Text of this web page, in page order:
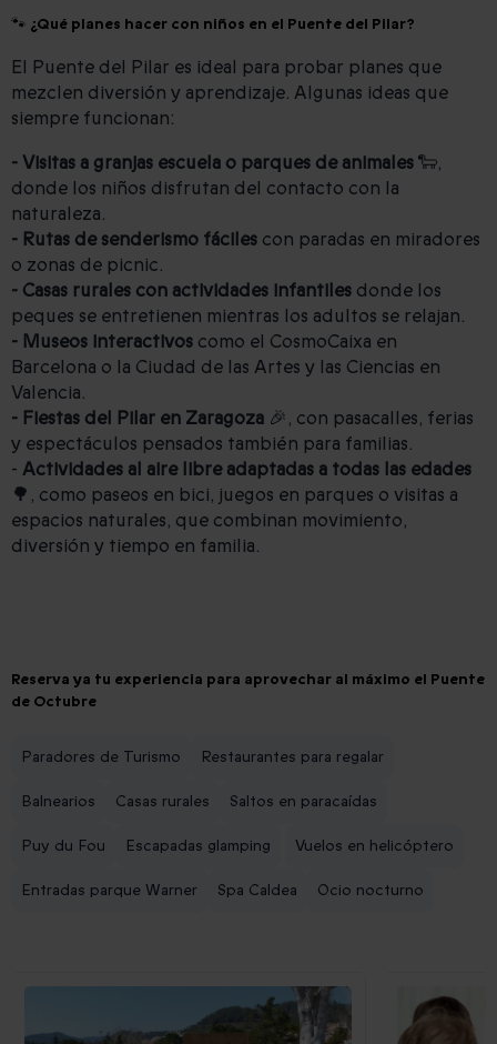
🐾 ¿Qué planes hacer con niños en el Puente del Pilar?
El Puente del Pilar es ideal para probar planes que
mezclen diversión y aprendizaje. Algunas ideas que
siempre funcionan:
- Visitas a granjas escuela o parques de animales🐑,
donde los niños disfrutan del contacto con la
naturaleza.
- Rutas de senderismo fáciles con paradas en miradores
o zonas de picnic.
- Casas rurales con actividades infantiles donde los
peques se entretienen mientras los adultos se relajan.
- Museos interactivos como el CosmoCaixa en
Barcelona o la Ciudad de las Artes y las Ciencias en
Valencia.
- Fiestas del Pilar en Zaragoza 🎉, con pasacalles, ferias
y espectáculos pensados también para familias.
- Actividades al aire libre adaptadas a todas las edades
🌳, como paseos en bici, juegos en parques o visitas a
espacios naturales, que combinan movimiento,
diversión y tiempo en familia.
Reserva ya tu experiencia para aprovechar al máximo el Puente
de Octubre
Paradores de Turismo Restaurantes para regalar
Balnearios Casas rurales Saltos en paracaídas
Puy du Fou Escapadas glamping Vuelos en helicóptero
Entradas parque Warner Spa Caldea Ocio nocturno